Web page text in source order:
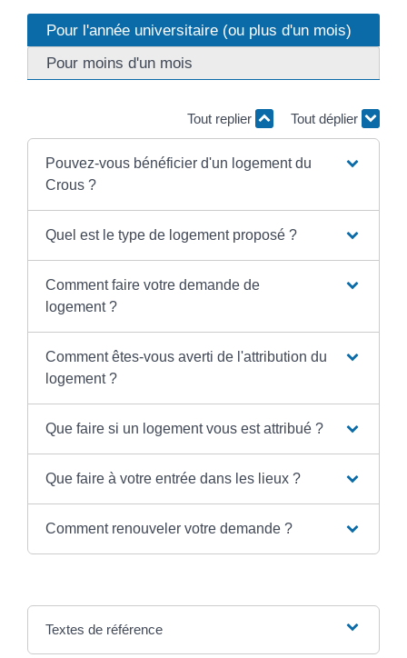
Pour l'année universitaire (ou plus d'un mois)
Pour moins d'un mois
Tout replier Tout déplier
Pouvez-vous bénéficier d'un logement du
Crous ?
Quel est le type de logement proposé ?
Comment faire votre demande de
logement ?
Comment êtes-vous averti de l'attribution du
logement ?
Que faire si un logement vous est attribué ?
Que faire à votre entrée dans les lieux ?
Comment renouveler votre demande ?
Textes de référence